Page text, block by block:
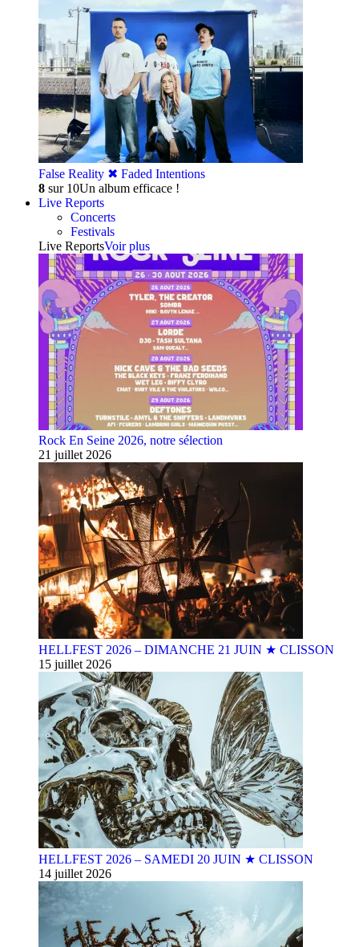
False Reality ✖︎ Faded Intentions
8 sur 10Un album efficace !
Live Reports
Concerts
Festivals
Live ReportsVoir plus
Rock En Seine 2026, notre sélection
21 juillet 2026
HELLFEST 2026 – DIMANCHE 21 JUIN ★ CLISSON
15 juillet 2026
HELLFEST 2026 – SAMEDI 20 JUIN ★ CLISSON
14 juillet 2026